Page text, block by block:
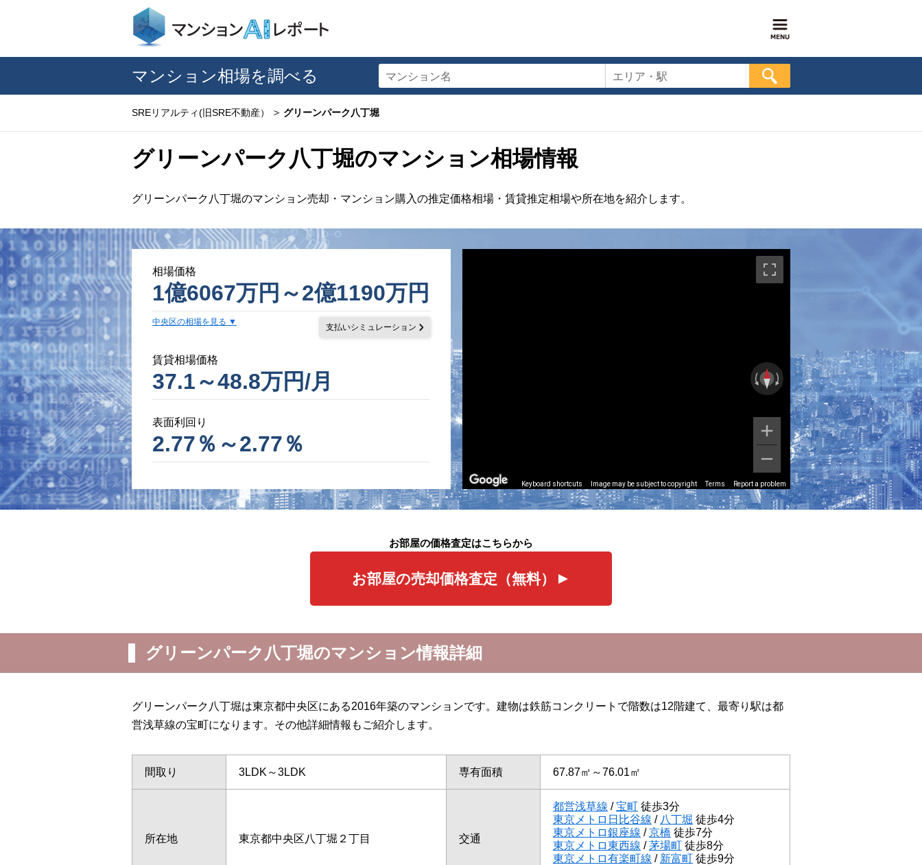
マンション相場を調べる マンション名 エリア・駅
SREリアルティ(旧SRE不動産） グリーンパーク八丁堀
グリーンパーク八丁堀のマンション相場情報
グリーンパーク八丁堀のマンション売却・マンション購入の推定価格相場・賃貸推定相場や所在地を紹介します。
相場価格
1億6067万円～2億1190万円
中央区の相場を見る
支払いシミュレーション
賃貸相場価格
37.1～48.8万円/月
表面利回り
2.77％～2.77％
Keyboard shortcuts Image may be subject to copyright Terms Report a problem
お部屋の価格査定はこちらから
お部屋の売却価格査定（無料）
グリーンパーク八丁堀のマンション情報詳細
グリーンパーク八丁堀は東京都中央区にある2016年築のマンションです。建物は鉄筋コンクリートで階数は12階建て、最寄り駅は都
営浅草線の宝町になります。その他詳細情報もご紹介します。
間取り 3LDK～3LDK 専有面積 67.87㎡～76.01㎡
所在地 東京都中央区八丁堀２丁目 交通
都営浅草線 /宝町 徒歩3分
東京メトロ日比谷線 / 八丁堀 徒歩4分
東京メトロ銀座線 /京橋 徒歩7分
東京メトロ東西線 /茅場町 徒歩8分
東京メトロ有楽町線 / 新富町 徒歩9分